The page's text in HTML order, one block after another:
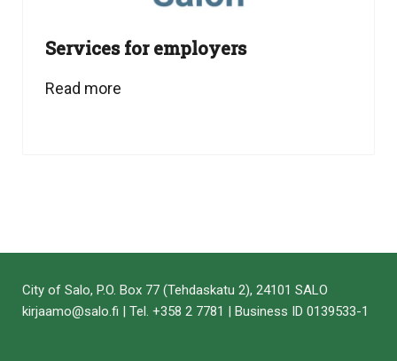
Services for employers
Read more
City of Salo, P.O. Box 77 (Tehdaskatu 2), 24101 SALO
kirjaamo@salo.fi | Tel. +358 2 7781 | Business ID 0139533-1